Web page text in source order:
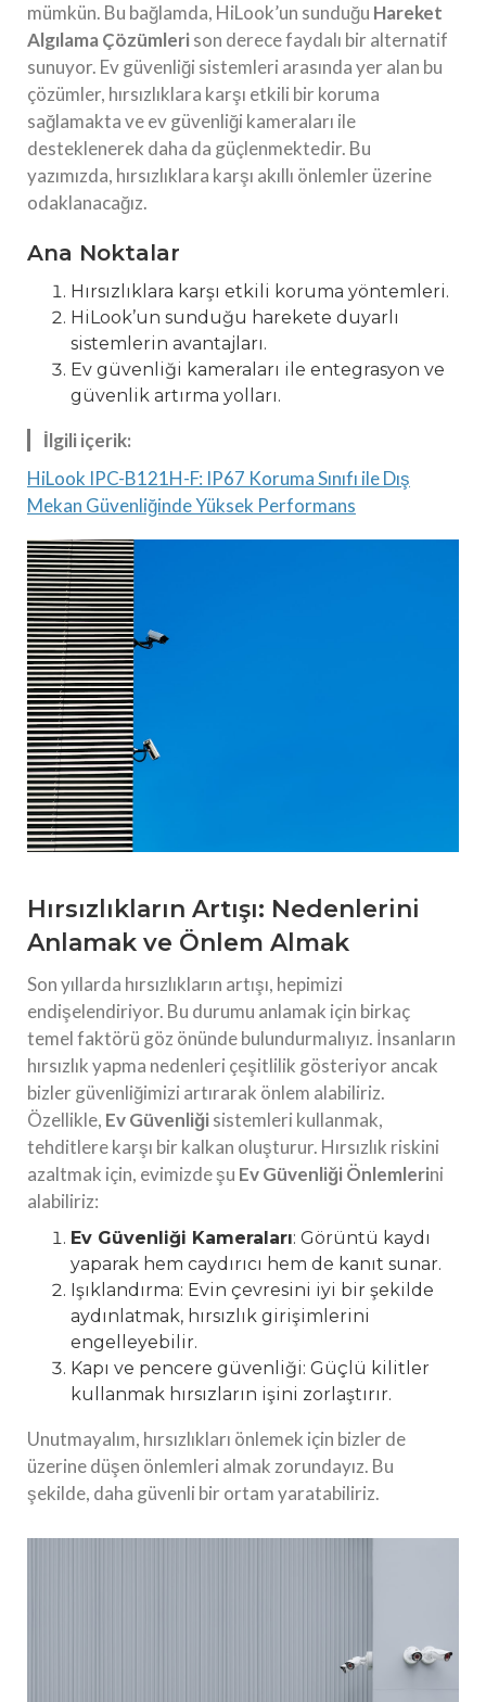
mümkün. Bu bağlamda, HiLook’un sunduğu Hareket
Algılama Çözümlerison derece faydalı bir alternatif
sunuyor. Ev güvenliği sistemleri arasında yer alan bu
çözümler, hırsızlıklara karşı etkili bir koruma
sağlamakta ve ev güvenliği kameraları ile
desteklenerek daha da güçlenmektedir. Bu
yazımızda, hırsızlıklara karşı akıllı önlemler üzerine
odaklanacağız.
Ana Noktalar
Hırsızlıklara karşı etkili koruma yöntemleri.
HiLook’un sunduğu harekete duyarlı
sistemlerin avantajları.
Ev güvenliği kameraları ile entegrasyon ve
güvenlik artırma yolları.
İlgili içerik:
HiLook IPC-B121H-F: IP67 Koruma Sınıfı ile Dış
Mekan Güvenliğinde Yüksek Performans
Hırsızlıkların Artışı: Nedenlerini
Anlamak ve Önlem Almak
Son yıllarda hırsızlıkların artışı, hepimizi
endişelendiriyor. Bu durumu anlamak için birkaç
temel faktörü göz önünde bulundurmalıyız. İnsanların
hırsızlık yapma nedenleri çeşitlilik gösteriyor ancak
bizler güvenliğimizi artırarak önlem alabiliriz.
Özellikle, Ev Güvenliğisistemleri kullanmak,
tehditlere karşı bir kalkan oluşturur. Hırsızlık riskini
azaltmak için, evimizde şu Ev Güvenliği Önlemlerini
alabiliriz:
Ev Güvenliği Kameraları: Görüntü kaydı
yaparak hem caydırıcı hem de kanıt sunar.
Işıklandırma: Evin çevresini iyi bir şekilde
aydınlatmak, hırsızlık girişimlerini
engelleyebilir.
Kapı ve pencere güvenliği: Güçlü kilitler
kullanmak hırsızların işini zorlaştırır.
Unutmayalım, hırsızlıkları önlemek için bizler de
üzerine düşen önlemleri almak zorundayız. Bu
şekilde, daha güvenli bir ortam yaratabiliriz.